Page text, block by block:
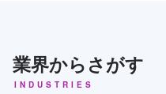
業界からさがす
INDUSTRIES